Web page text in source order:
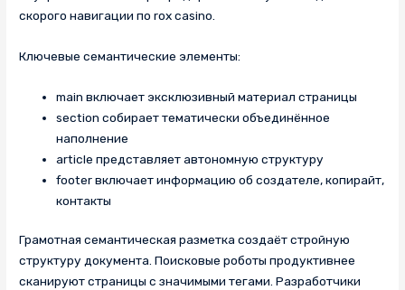
скорого навигации по rox casino.
Ключевые семантические элементы:
main включает эксклюзивный материал страницы
section собирает тематически объединённое
наполнение
article представляет автономную структуру
footer включает информацию об создателе, копирайт,
контакты
Грамотная семантическая разметка создаёт стройную
структуру документа. Поисковые роботы продуктивнее
сканируют страницы с значимыми тегами. Разработчики